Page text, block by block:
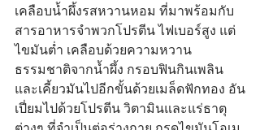
เคลือบน้ำผึ้งรสหวานหอม ที่มาพร้อมกับ
สารอาหารจำพวกโปรตีน ไฟเบอร์สูง แต่
ไขมันต่ำ เคลือบด้วยความหวาน
ธรรมชาติจากน้ำผึ้ง กรอบฟินกินเพลิน
และเคี้ยวมันไปอีกขั้นด้วยเมล็ดฟักทอง อัน
เปี่ยมไปด้วยโปรตีน วิตามินและแร่ธาตุ